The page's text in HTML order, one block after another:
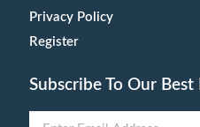
Privacy Policy
Register
Subscribe To Our